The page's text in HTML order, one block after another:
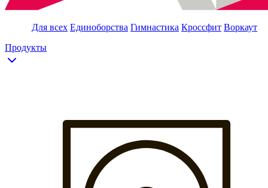
Для всех Единоборства Гимнастика Кроссфит Воркаут
Продукты